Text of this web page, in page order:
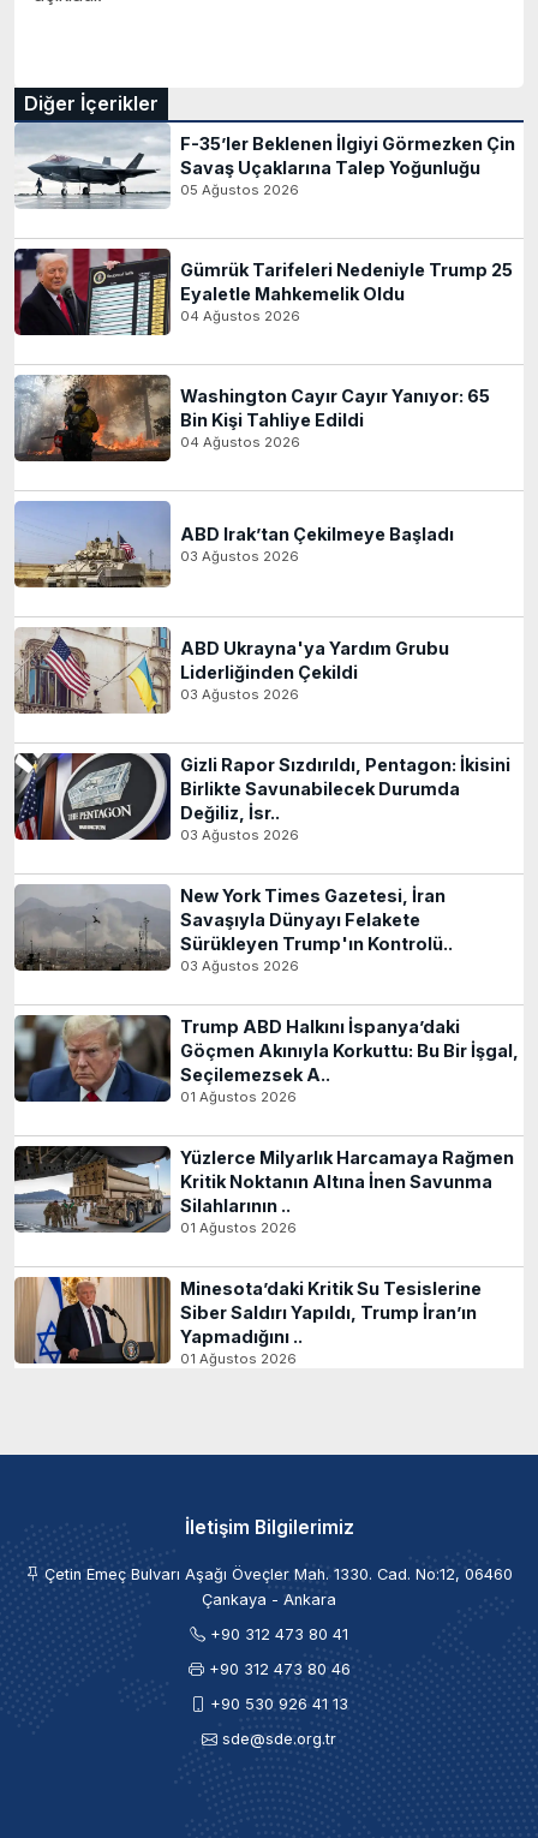
Diğer İçerikler
F-35’ler Beklenen İlgiyi Görmezken Çin
Savaş Uçaklarına Talep Yoğunluğu
05 Ağustos 2026
Gümrük Tarifeleri Nedeniyle Trump 25
Eyaletle Mahkemelik Oldu
04 Ağustos 2026
Washington Cayır Cayır Yanıyor: 65
Bin Kişi Tahliye Edildi
04 Ağustos 2026
ABD Irak’tan Çekilmeye Başladı
03 Ağustos 2026
ABD Ukrayna'ya Yardım Grubu
Liderliğinden Çekildi
03 Ağustos 2026
Gizli Rapor Sızdırıldı, Pentagon: İkisini
Birlikte Savunabilecek Durumda
Değiliz, İsr..
03 Ağustos 2026
New York Times Gazetesi, İran
Savaşıyla Dünyayı Felakete
Sürükleyen Trump'ın Kontrolü..
03 Ağustos 2026
Trump ABD Halkını İspanya’daki
Göçmen Akınıyla Korkuttu: Bu Bir İşgal,
Seçilemezsek A..
01 Ağustos 2026
Yüzlerce Milyarlık Harcamaya Rağmen
Kritik Noktanın Altına İnen Savunma
Silahlarının ..
01 Ağustos 2026
Minesota’daki Kritik Su Tesislerine
Siber Saldırı Yapıldı, Trump İran’ın
Yapmadığını ..
01 Ağustos 2026
İletişim Bilgilerimiz
Çetin Emeç Bulvarı Aşağı Öveçler Mah. 1330. Cad. No:12, 06460
Çankaya - Ankara
+90 312 473 80 41
+90 312 473 80 46
+90 530 926 41 13
sde@sde.org.tr